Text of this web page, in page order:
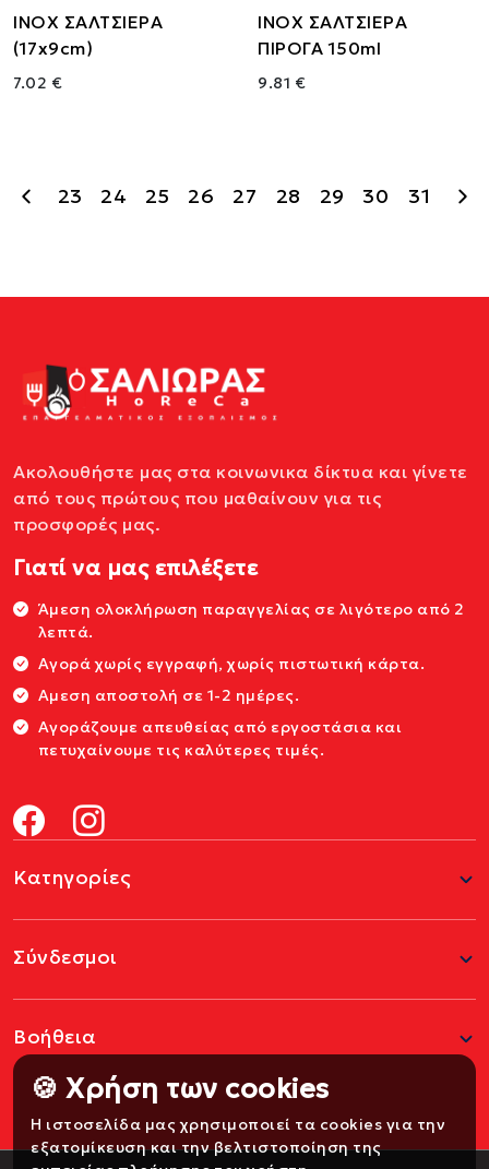
🍪 Χρήση των cookies
Η ιστοσελίδα μας χρησιμοποιεί τα cookies για την
εξατομίκευση και την βελτιστοποίηση της
ΙΝΟΧ ΣΑΛΤΣΙΕΡΑ
(17x9cm)
7.02 €
ΙΝΟΧ ΣΑΛΤΣΙΕΡΑ
ΠΙΡΟΓΑ 150ml
9.81 €
23 24 25 26 27 28 29 30 31
Ακολουθήστε μας στα κοινωνικα δίκτυα και γίνετε
από τους πρώτους που μαθαίνουν για τις
προσφορές μας.
Γιατί να μας επιλέξετε
Άμεση ολοκλήρωση παραγγελίας σε λιγότερο από 2
λεπτά.
Αγορά χωρίς εγγραφή, χωρίς πιστωτική κάρτα.
Αμεση αποστολή σε 1-2 ημέρες.
Αγοράζουμε απευθείας από εργοστάσια και
πετυχαίνουμε τις καλύτερες τιμές.
Κατηγορίες
Σύνδεσμοι
Βοήθεια